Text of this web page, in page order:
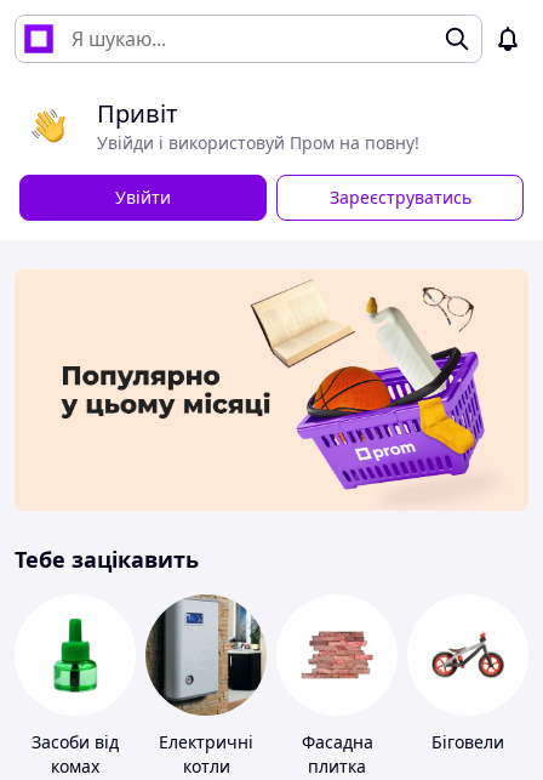
Привіт
Увійди і використовуй Пром на повну!
Увійти Зареєструватись
Тебе зацікавить
Засоби від
комах
Електричні
котли
Фасадна
плитка
Біговели